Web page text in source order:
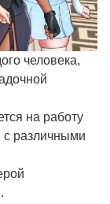
человека,
на работу
с различными